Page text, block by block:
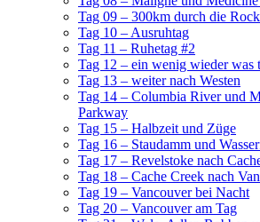
Tag 09 – 300km durch die
Tag 10 – Ausruhtag
Tag 11 – Ruhetag #2
Tag 12 – ein wenig wieder was
Tag 13 – weiter nach Westen
Tag 14 – Columbia River und
Parkway
Tag 15 – Halbzeit und Züge
Tag 16 – Staudamm und
Tag 17 – Revelstoke nach
Tag 18 – Cache Creek nach
Tag 19 – Vancouver bei Nacht
Tag 20 – Vancouver am Tag